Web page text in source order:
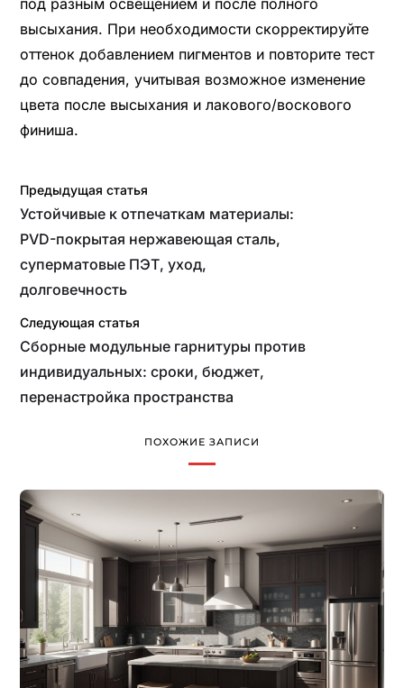
высыхания. При необходимости скорректируйте
оттенок добавлением пигментов и повторите тест
до совпадения, учитывая возможное изменение
цвета после высыхания и лакового/воскового
финиша.
Предыдущая статья
Устойчивые к отпечаткам материалы:
PVD-покрытая нержавеющая сталь,
суперматовые ПЭТ, уход,
долговечность
Следующая статья
Сборные модульные гарнитуры против
индивидуальных: сроки, бюджет,
перенастройка пространства
ПОХОЖИЕ ЗАПИСИ